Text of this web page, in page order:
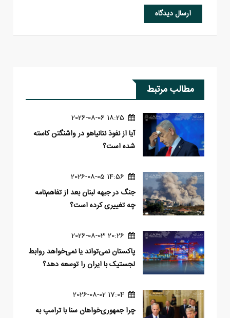
ارسال دیدگاه
مطالب مرتبط
18:25 2026-08-06
آیا از نفوذ نتانیاهو در واشنگتن کاسته
شده است؟
14:56 2026-08-05
جنگ در جبهه لبنان بعد از تفاهم‌نامه
چه تغییری کرده است؟
20:26 2026-08-03
پاکستان نمی‌تواند یا نمی‌خواهد روابط
لجستیک با ایران را توسعه دهد؟
17:04 2026-08-02
چرا جمهوری‌خواهان سنا با ترامپ به